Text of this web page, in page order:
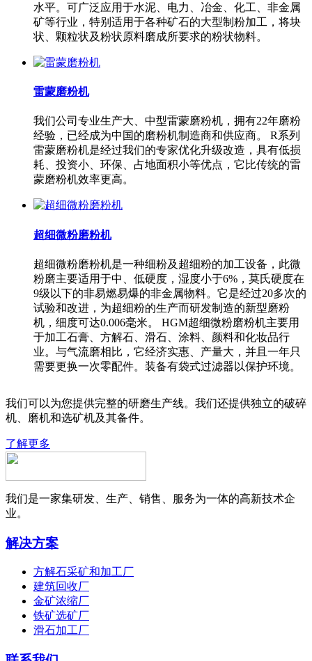
水平。可广泛应用于水泥、电力、冶金、化工、非金属
矿等行业，特别适用于各种矿石的大型制粉加工，将块
状、颗粒状及粉状原料磨成所要求的粉状物料。
雷蒙磨粉机
我们公司专业生产大、中型雷蒙磨粉机，拥有22年磨粉
经验，已经成为中国的磨粉机制造商和供应商。 R系列
雷蒙磨粉机是经过我们的专家优化升级改造，具有低损
耗、投资小、环保、占地面积小等优点，它比传统的雷
蒙磨粉机效率更高。
超细微粉磨粉机
超细微粉磨粉机是一种细粉及超细粉的加工设备，此微
粉磨主要适用于中、低硬度，湿度小于6%，莫氏硬度在
9级以下的非易燃易爆的非金属物料。它是经过20多次的
试验和改进，为超细粉的生产而研发制造的新型磨粉
机，细度可达0.006毫米。 HGM超细微粉磨粉机主要用
于加工石膏、方解石、滑石、涂料、颜料和化妆品行
业。与气流磨相比，它经济实惠、产量大，并且一年只
需要更换一次零配件。装备有袋式过滤器以保护环境。
我们可以为您提供完整的研磨生产线。我们还提供独立的破碎
机、磨机和选矿机及其备件。
了解更多
我们是一家集研发、生产、销售、服务为一体的高新技术企
业。
解决方案
方解石采矿和加工厂
建筑回收厂
金矿浓缩厂
铁矿选矿厂
滑石加工厂